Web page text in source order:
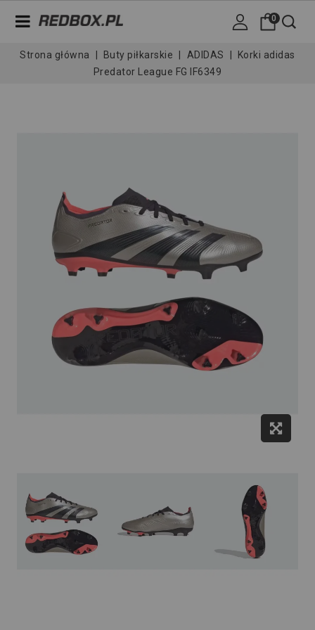
0
Strona główna Buty piłkarskie ADIDAS
Korki adidas
Predator League FG IF6349